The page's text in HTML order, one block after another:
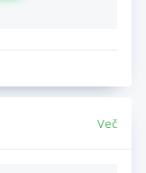
Več